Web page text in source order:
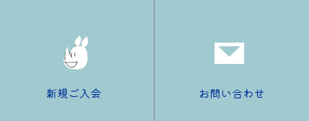
新規ご入会 お問い合わせ